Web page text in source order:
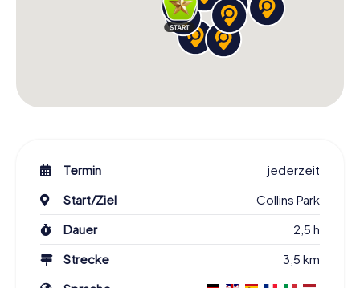
Termin
jederzeit
Start/Ziel
Collins Park
Dauer
2,5 h
Strecke
3,5 km